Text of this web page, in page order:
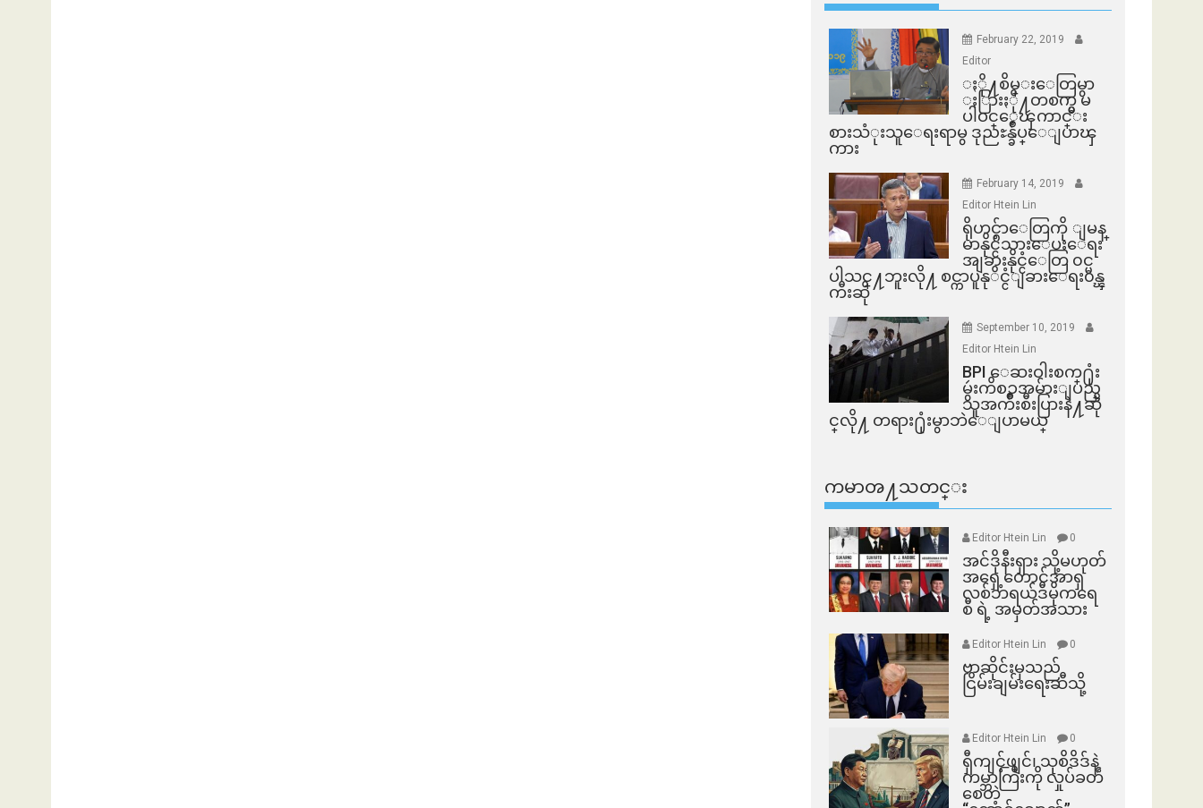
February 22, 2019
Editor
ႏို႔စိမ္းေတြမွာ
ႏြားႏို႔တစက္မွ မ
ပါဝင္ေၾကာင္း
စားသံုးသူေရးရာမွ ဒုညႊန္ခ်ဳပ္ေျပာၾ
ကား
February 14, 2019
Editor Htein Lin
ရိုဟင္ဂ်ာေတြကို ျမန္
မာနိုင္ငံသားေပးေရး
အျခားနိုင္ငံေတြ ၀င္မ
ပါသင္႔ဘူးလို႔ စင္ကာပူနုိင္ငံျခားေရး၀န္ၾ
ကီးဆို
September 10, 2019
Editor Htein Lin
BPI ​ေဆးဝါးစက္​႐ုံး
မွဴးကိစၥအမ်ားျပည္​
သူအက်ိဳးစီးပြားနဲ႔ဆို
င္​လို႔ တရား႐ုံးမွာဘဲေျပာမယ္​
ကမာၻ႔သတင္း
Editor Htein Lin 0
အင်ဒိုနီးရှား သို့မဟုတ်
အရှေ့တောင်အာရှ
လစ်ဘရယ်ဒီမိုကရေ
စီ ရဲ့ အမှတ်အသား
Editor Htein Lin 0
ဗာဆိုင်းမှသည်
ငြိမ်းချမ်းရေးဆီသို့
Editor Htein Lin 0
ရှီကျင့်ဖျင်၊ သုစိဒိဒ်နဲ့
ကမ္ဘာကြီးကို လှုပ်ခတ်
စေတဲ့